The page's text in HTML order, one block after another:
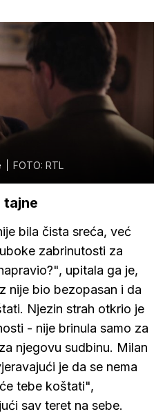
FOTO: RTL
tajne
bila čista sreća, već
zabrinutosti za
upitala ga je,
nije bio bezopasan i da
Njezin strah otkrio je
- nije brinula samo za
njegovu sudbinu. Milan
je da se nema
tebe koštati",
sav teret na sebe.